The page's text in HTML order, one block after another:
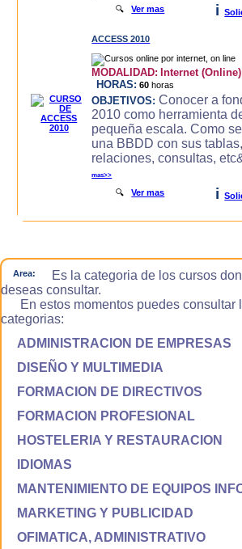
🔍Ver mas i
ACCESS 2010
MODALIDAD: Internet (Online)
HORAS: 60 horas
OBJETIVOS: Conocer a
2010 como herramienta
pequeña escala. Como
una BBDD con sus
relaciones, consultas,
mas>>
🔍Ver mas i
Area:
Es la categoria de los cursos
deseas consultar.
En estos momentos puedes consultar
categorias:
ADMINISTRACION DE EMPRESAS
DISEÑO Y MULTIMEDIA
FORMACION DE DIRECTIVOS
FORMACION PROFESIONAL
HOSTELERIA Y RESTAURACION
IDIOMAS
MANTENIMIENTO DE EQUIPOS
MARKETING Y PUBLICIDAD
OFIMATICA, ADMINISTRATIVO